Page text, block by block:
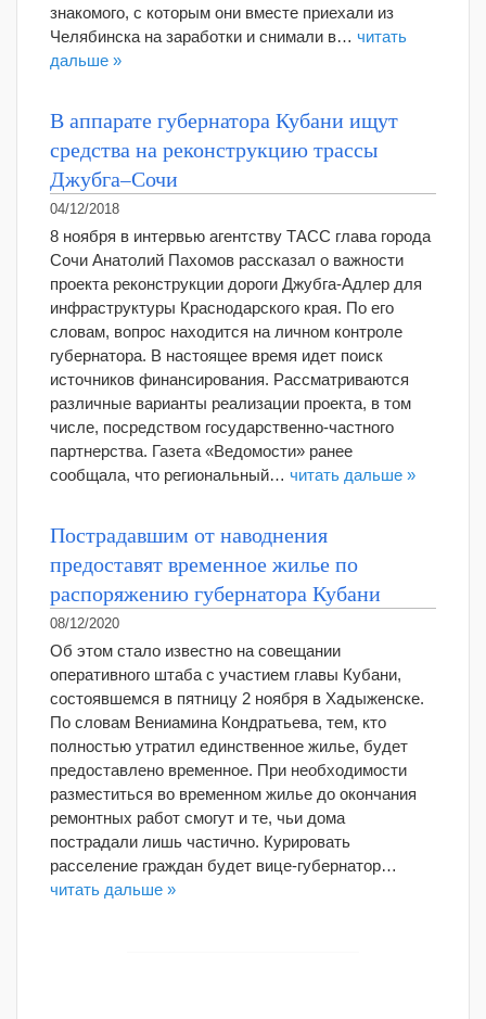
знакомого, с которым они вместе приехали из
Челябинска на заработки и снимали в… читать
дальше »
В аппарате губернатора Кубани ищут
средства на реконструкцию трассы
Джубга–Сочи
04/12/2018
8 ноября в интервью агентству ТАСС глава города
Сочи Анатолий Пахомов рассказал о важности
проекта реконструкции дороги Джубга-Адлер для
инфраструктуры Краснодарского края. По его
словам, вопрос находится на личном контроле
губернатора. В настоящее время идет поиск
источников финансирования. Рассматриваются
различные варианты реализации проекта, в том
числе, посредством государственно-частного
партнерства. Газета «Ведомости» ранее
сообщала, что региональный… читать дальше »
Пострадавшим от наводнения
предоставят временное жилье по
распоряжению губернатора Кубани
08/12/2020
Об этом стало известно на совещании
оперативного штаба с участием главы Кубани,
состоявшемся в пятницу 2 ноября в Хадыженске.
По словам Вениамина Кондратьева, тем, кто
полностью утратил единственное жилье, будет
предоставлено временное. При необходимости
разместиться во временном жилье до окончания
ремонтных работ смогут и те, чьи дома
пострадали лишь частично. Курировать
расселение граждан будет вице-губернатор…
читать дальше »